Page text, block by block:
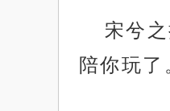
宋兮
陪你玩了